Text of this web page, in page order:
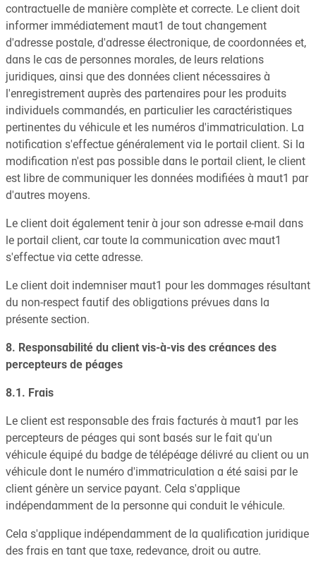
contractuelle de manière complète et correcte. Le client doit
informer immédiatement maut1 de tout changement
d'adresse postale, d'adresse électronique, de coordonnées et,
dans le cas de personnes morales, de leurs relations
juridiques, ainsi que des données client nécessaires à
l'enregistrement auprès des partenaires pour les produits
individuels commandés, en particulier les caractéristiques
pertinentes du véhicule et les numéros d'immatriculation. La
notification s'effectue généralement via le portail client. Si la
modification n'est pas possible dans le portail client, le client
est libre de communiquer les données modifiées à maut1 par
d'autres moyens.
Le client doit également tenir à jour son adresse e-mail dans
le portail client, car toute la communication avec maut1
s'effectue via cette adresse.
Le client doit indemniser maut1 pour les dommages résultant
du non-respect fautif des obligations prévues dans la
présente section.
8. Responsabilité du client vis-à-vis des créances des
percepteurs de péages
8.1. Frais
Le client est responsable des frais facturés à maut1 par les
percepteurs de péages qui sont basés sur le fait qu'un
véhicule équipé du badge de télépéage délivré au client ou un
véhicule dont le numéro d'immatriculation a été saisi par le
client génère un service payant. Cela s'applique
indépendamment de la personne qui conduit le véhicule.
Cela s'applique indépendamment de la qualification juridique
des frais en tant que taxe, redevance, droit ou autre.